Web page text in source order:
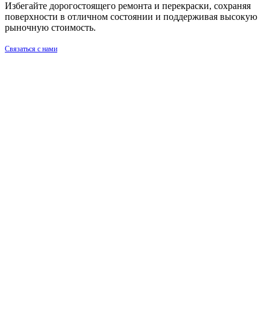
Избегайте дорогостоящего ремонта и перекраски, сохраняя
поверхности в отличном состоянии и поддерживая высокую
рыночную стоимость.
Связаться с нами